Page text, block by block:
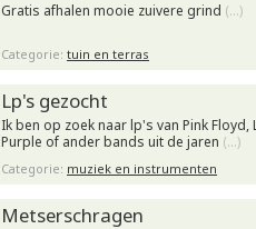
Gratis afhalen mooie zuivere grind (…)
Categorie: tuin en terras
Lp's gezocht
Ik ben op zoek naar lp's van Pink
Purple of ander bands uit de jaren (…)
Categorie: muziek en instrumenten
Metserschragen